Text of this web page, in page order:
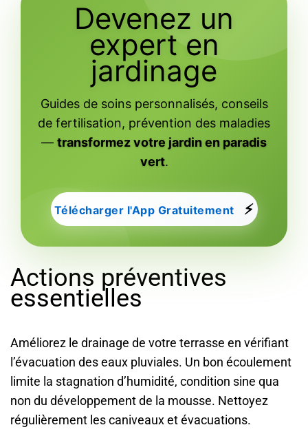
Devenez un
expert en
jardinage
Guides de soins personnalisés, conseils
de fertilisation, prévention des maladies
— transformez votre jardin en paradis
vert.
Télécharger l'App Gratuitement ⚡
Actions préventives
essentielles
Améliorez le drainage de votre terrasse en vérifiant
l’évacuation des eaux pluviales. Un bon écoulement
limite la stagnation d’humidité, condition sine qua
non du développement de la mousse. Nettoyez
régulièrement les caniveaux et évacuations.